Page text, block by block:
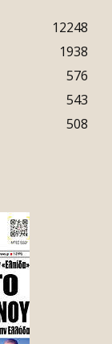
12248
1938
576
543
508